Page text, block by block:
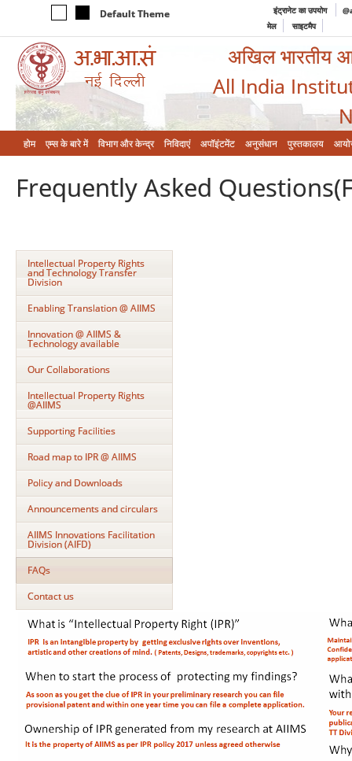
Default Theme इंट्रानेट का उपयोग
मेल
साइटमैप
अखिल भारतीय
All India
होम एम्‍स के बारे में विभाग और केन्‍द्र निविदाएं अपॉइंटमेंट अनुसंधान पुस्तकालय
Frequently Asked
Intellectual Property Rights
and Technology Transfer
Division
Enabling Translation @ AIIMS
Innovation @ AIIMS &
Technology available
Our Collaborations
Intellectual Property Rights
@AIIMS
Supporting Facilities
Road map to IPR @ AIIMS
Policy and Downloads
Announcements and circulars
AIIMS Innovations Facilitation
Division (AIFD)
FAQs
Contact us